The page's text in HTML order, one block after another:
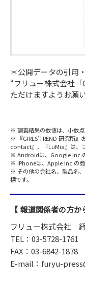
＊公開データの引用
“フリュー株式会社「
ただけますようお願
調査結果の数値は、小数
『GIRLS’TREND 研究所
contact』、『LuMia』は、
Androidは、Google Inc.
iPhoneは、Apple Inc.の商
その他の会社名、製品名
標です。
報道関係者の方か
フリュー株式会社
TEL：03-5728-1761
FAX：03-6842-1878
E-mail：furyu-